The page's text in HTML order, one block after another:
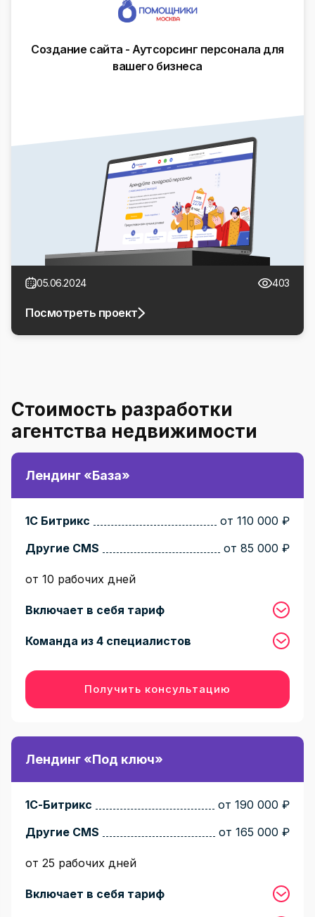
Создание сайта - Аутсорсинг персонала для
вашего бизнеса
05.06.2024 403
Посмотреть проект
Стоимость разработки
агентства недвижимости
Лендинг «База»
1С Битрикс
от 110 000 ₽
Другие CMS
от 85 000 ₽
от 10 рабочих дней
Включает в себя тариф
Команда из 4 специалистов
Получить консультацию
Лендинг «Под ключ»
1С-Битрикс
от 190 000 ₽
Другие CMS
от 165 000 ₽
от 25 рабочих дней
Включает в себя тариф